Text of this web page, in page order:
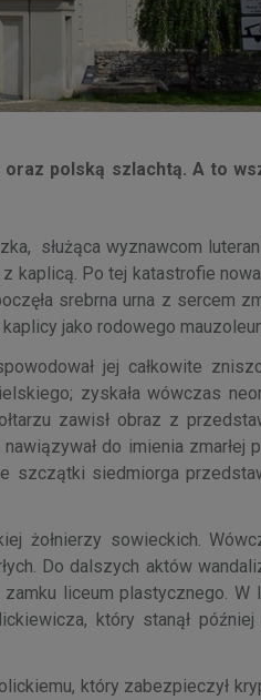
oraz polską szlachtą. A to
służąca wyznawcom
kaplicą. Po tej katastrofie
srebrna urna z sercem
jako rodowego
jej całkowite
zyskała wówczas
zawisł obraz z
do imienia zmarłej
szczątki siedmiorga
żołnierzy sowieckich.
Do dalszych aktów
liceum plastycznego. W
który stanął później
który zabezpieczył